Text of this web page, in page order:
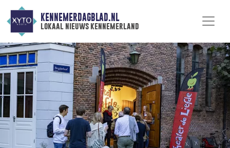
KENNEMERDAGBLAD.NL
lokaal nieuws kennemerland